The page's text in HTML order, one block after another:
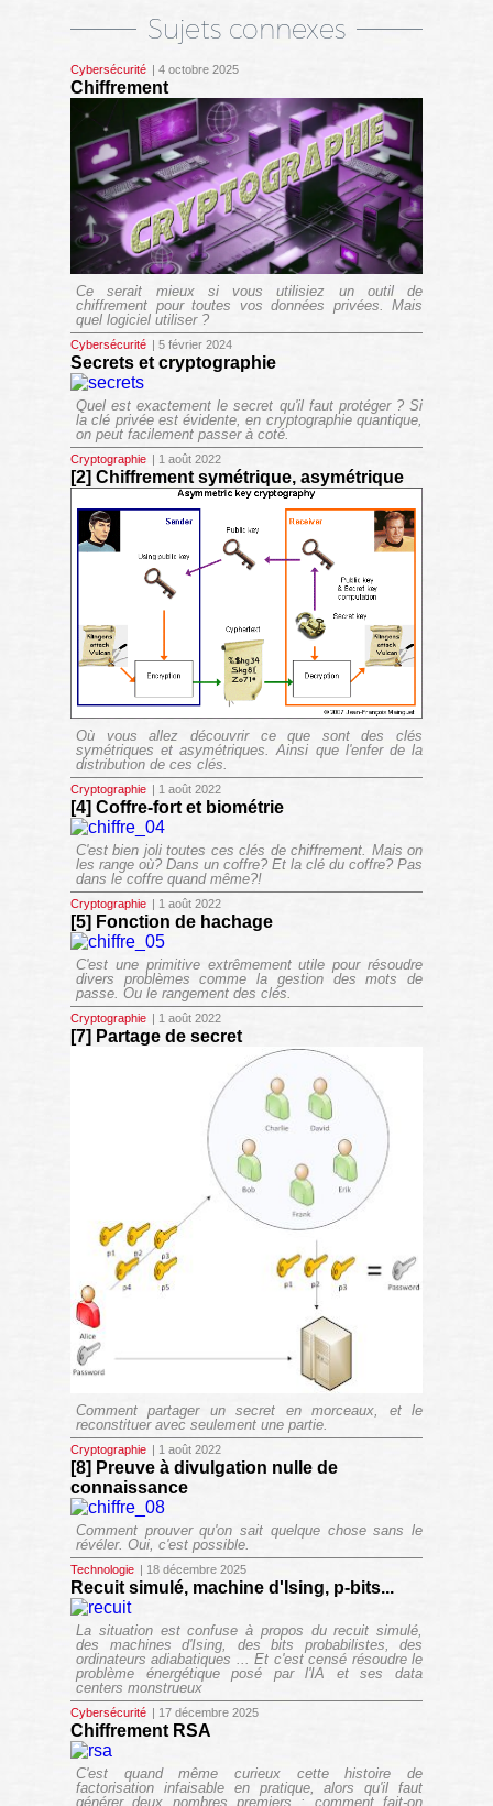
Sujets connexes
Cybersécurité | 4 octobre 2025
Chiffrement
Ce serait mieux si vous utilisiez un outil de
chiffrement pour toutes vos données privées. Mais
quel logiciel utiliser ?
Cybersécurité | 5 février 2024
Secrets et cryptographie
Quel est exactement le secret qu'il faut protéger ? Si
la clé privée est évidente, en cryptographie quantique,
on peut facilement passer à coté.
Cryptographie | 1 août 2022
[2] Chiffrement symétrique, asymétrique
Où vous allez découvrir ce que sont des clés
symétriques et asymétriques. Ainsi que l'enfer de la
distribution de ces clés.
Cryptographie | 1 août 2022
[4] Coffre-fort et biométrie
C'est bien joli toutes ces clés de chiffrement. Mais on
les range où? Dans un coffre? Et la clé du coffre? Pas
dans le coffre quand même?!
Cryptographie | 1 août 2022
[5] Fonction de hachage
C'est une primitive extrêmement utile pour résoudre
divers problèmes comme la gestion des mots de
passe. Ou le rangement des clés.
Cryptographie | 1 août 2022
[7] Partage de secret
Comment partager un secret en morceaux, et le
reconstituer avec seulement une partie.
Cryptographie | 1 août 2022
[8] Preuve à divulgation nulle de
connaissance
Comment prouver qu'on sait quelque chose sans le
révéler. Oui, c'est possible.
Technologie | 18 décembre 2025
Recuit simulé, machine d'Ising, p-bits...
La situation est confuse à propos du recuit simulé,
des machines d'Ising, des bits probabilistes, des
ordinateurs adiabatiques ... Et c'est censé résoudre le
problème énergétique posé par l'IA et ses data
centers monstrueux
Cybersécurité | 17 décembre 2025
Chiffrement RSA
C'est quand même curieux cette histoire de
factorisation infaisable en pratique, alors qu'il faut
générer deux nombres premiers : comment fait-on